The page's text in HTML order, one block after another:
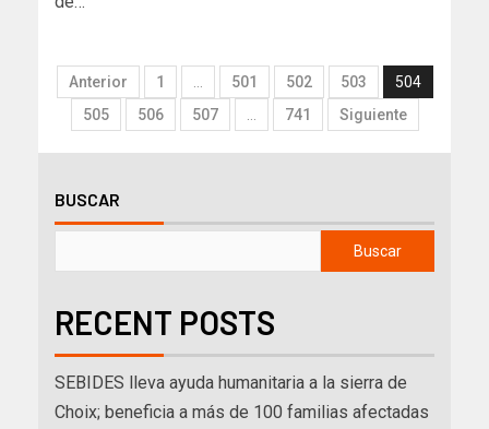
Anterior 1 501 502 503
504
505
506 507 741 Siguiente
BUSCAR
Buscar
RECENT POSTS
SEBIDES lleva ayuda humanitaria a la sierra de
Choix; beneficia a más de 100 familias afectadas